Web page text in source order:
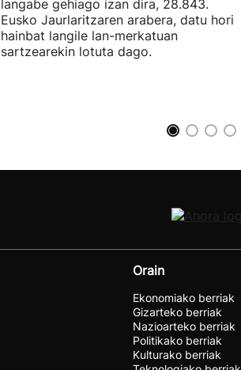
langabe gehiago izan dira, 28.843.
Eusko Jaurlaritzaren arabera, datu hori
hainbat langile lan-merkatuan
sartzearekin lotuta dago.
Orain
Ekonomiako berriak
Gizarteko berriak
Nazioarteko berriak
Politikako berriak
Kulturako berriak